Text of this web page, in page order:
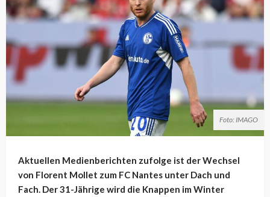
Foto: IMAGO
Aktuellen Medienberichten zufolge ist der Wechsel
von Florent Mollet zum FC Nantes unter Dach und
Fach. Der 31-Jährige wird die Knappen im Winter